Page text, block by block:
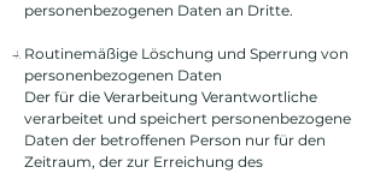
personenbezogenen Daten an Dritte.
Routinemäßige Löschung und Sperrung von
personenbezogenen Daten
Der für die Verarbeitung Verantwortliche
verarbeitet und speichert personenbezogene
Daten der betroffenen Person nur für den
Zeitraum, der zur Erreichung des